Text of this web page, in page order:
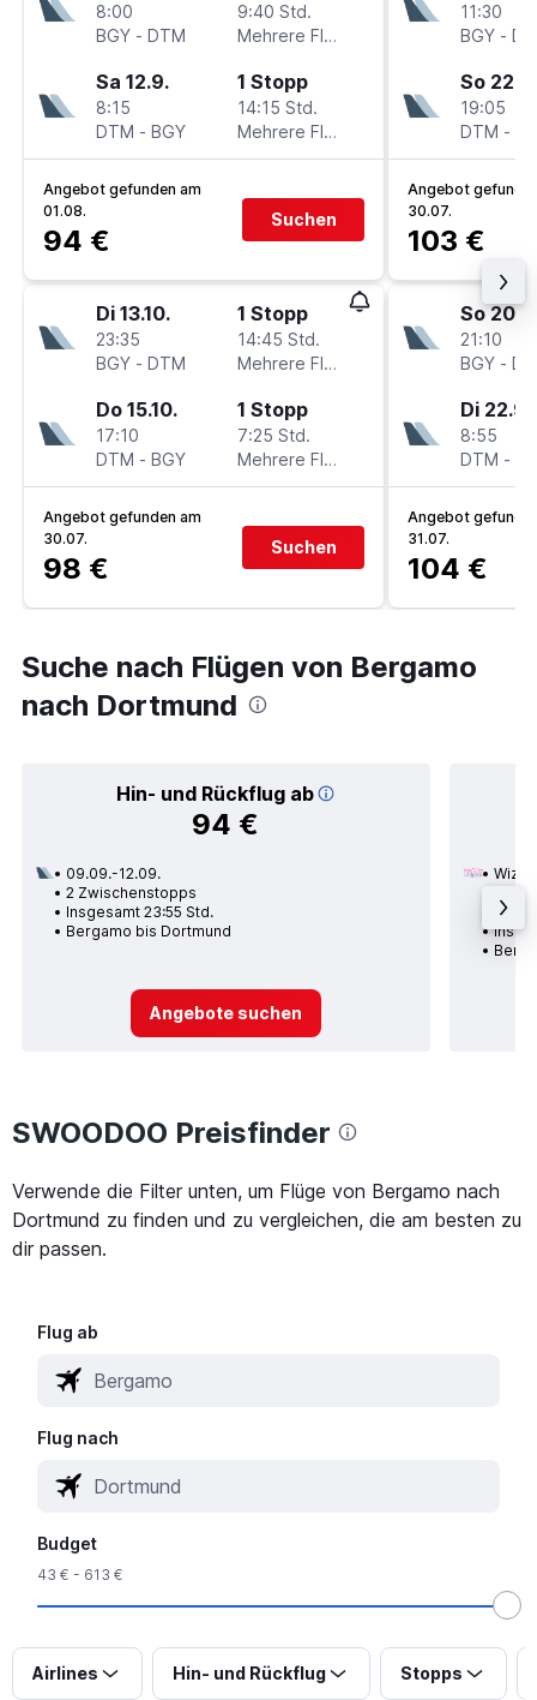
8:00
BGY - DTM
9:40 Std.
Mehrere Fluglinien
Sa 12.9.
8:15
DTM - BGY
1 Stopp
14:15 Std.
Mehrere Fluglinien
Angebot gefunden am
01.08.
94 €
Suchen
Di 13.10.
23:35
BGY - DTM
1 Stopp
14:45 Std.
Mehrere Fluglinien
Do 15.10.
17:10
DTM - BGY
1 Stopp
7:25 Std.
Mehrere Fluglinien
Angebot gefunden am
30.07.
98 €
Suchen
11:30
BGY -
So 22.11.
19:05
DTM -
Angebot
30.07.
103 €
So 20.9.
21:10
BGY -
Di 22.9.
8:55
DTM -
Angebot
31.07.
104 €
Suche nach Flügen von Bergamo
nach Dortmund
Hin- und Rückflug ab
94 €
09.09.-12.09.
2 Zwischenstopps
Insgesamt 23:55 Std.
Bergamo bis Dortmund
Angebote suchen
Wizz
1
SWOODOO Preisfinder
Verwende die Filter unten, um Flüge von Bergamo nach
Dortmund zu finden und zu vergleichen, die am besten zu
dir passen.
Flug ab
Flug nach
Budget
43 € - 613 €
Airlines Hin- und Rückflug Stopps